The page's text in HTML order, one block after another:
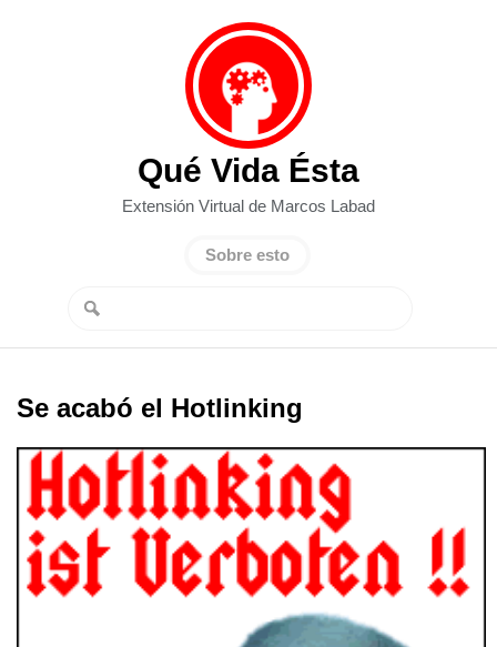
Qué Vida Ésta
Extensión Virtual de Marcos Labad
Sobre esto
Se acabó el Hotlinking